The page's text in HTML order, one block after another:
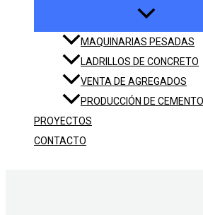
MAQUINARIAS PESADAS
LADRILLOS DE CONCRETO
VENTA DE AGREGADOS
PRODUCCIÓN DE
PROYECTOS
CONTACTO